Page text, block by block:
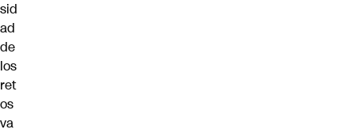
sid
ad
de
los
ret
os
va